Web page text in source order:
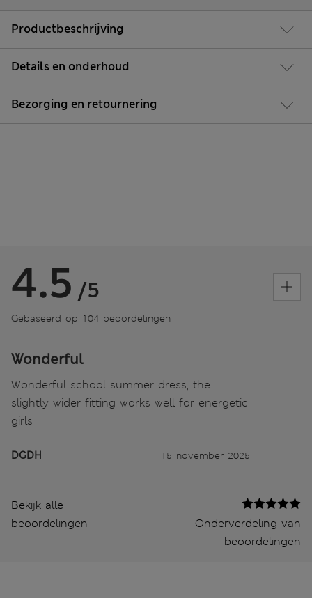
Productbeschrijving
Details en onderhoud
Bezorging en retournering
4.5 /5
Gebaseerd op 104 beoordelingen
Wonderful
Wonderful school summer dress, the
slightly wider fitting works well for energetic
girls
DGDH 15 november 2025
Bekijk alle
beoordelingen
Onderverdeling van
beoordelingen